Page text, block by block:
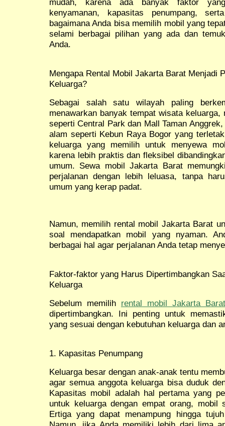
kenyamanan, kapasitas penumpang,
bagaimana Anda bisa memilih mobil yang
selami berbagai pilihan yang ada dan
Anda.
Mengapa Rental Mobil Jakarta Barat Menjadi
Keluarga?
Sebagai salah satu wilayah paling
menawarkan banyak tempat wisata
seperti Central Park dan Mall Taman
alam seperti Kebun Raya Bogor yang
keluarga yang memilih untuk menyewa
karena lebih praktis dan fleksibel
umum. Sewa mobil Jakarta Barat
perjalanan dengan lebih leluasa, tanpa
umum yang kerap padat.
Namun, memilih rental mobil Jakarta Barat
soal mendapatkan mobil yang nyaman.
berbagai hal agar perjalanan Anda tetap
Faktor-faktor yang Harus Dipertimbangkan
Keluarga
Sebelum memilih rental mobil Jakarta Barat
dipertimbangkan. Ini penting untuk
yang sesuai dengan kebutuhan keluarga dan
1. Kapasitas Penumpang
Keluarga besar dengan anak-anak tentu
agar semua anggota keluarga bisa duduk
Kapasitas mobil adalah hal pertama yang
untuk keluarga dengan empat orang, mobil
Ertiga yang dapat menampung hingga